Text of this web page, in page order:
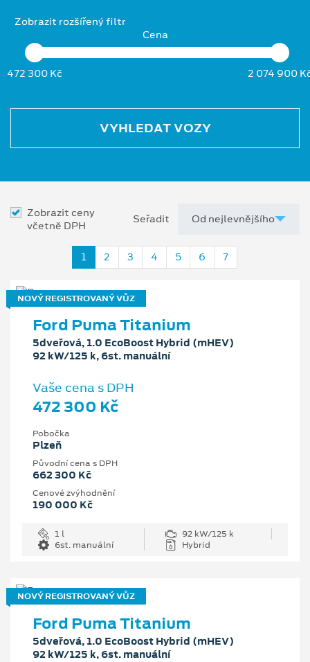
Zobrazit rozšířený filtr
Cena
472 300 Kč 2 074 900
VYHLEDAT VOZY
Zobrazit ceny
včetně DPH
Seřadit
1 2 3 4 5 6 7
NOVÝ REGISTROVANÝ VŮZ
Ford Puma Titanium
5dveřová, 1.0 EcoBoost Hybrid (mHEV)
92 kW/125 k, 6st. manuální
Vaše cena s DPH
472 300 Kč
Pobočka
Plzeň
Původní cena s DPH
662 300 Kč
Cenové zvýhodnění
190 000 Kč
1 l
92 kW/125 k
6st. manuální
Hybrid
NOVÝ REGISTROVANÝ VŮZ
Ford Puma Titanium
5dveřová, 1.0 EcoBoost Hybrid (mHEV)
92 kW/125 k, 6st. manuální